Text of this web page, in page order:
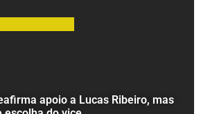
apoio a Lucas Ribeiro, mas